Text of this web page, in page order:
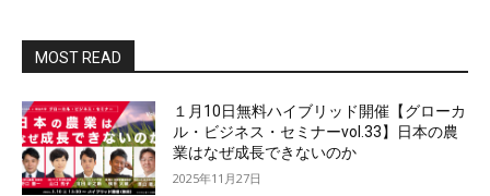
MOST READ
１月10日無料ハイブリッド開催【グローカ
ル・ビジネス・セミナーvol.33】日本の農
業はなぜ成長できないのか
2025年11月27日